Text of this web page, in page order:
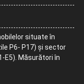
situate în
P6- P17) și sector
E5). Măsurători în